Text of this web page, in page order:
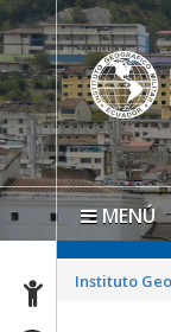
MENÚ
Instituto